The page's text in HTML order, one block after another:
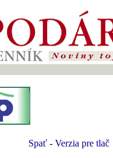
Spať- Verzia pre tlač